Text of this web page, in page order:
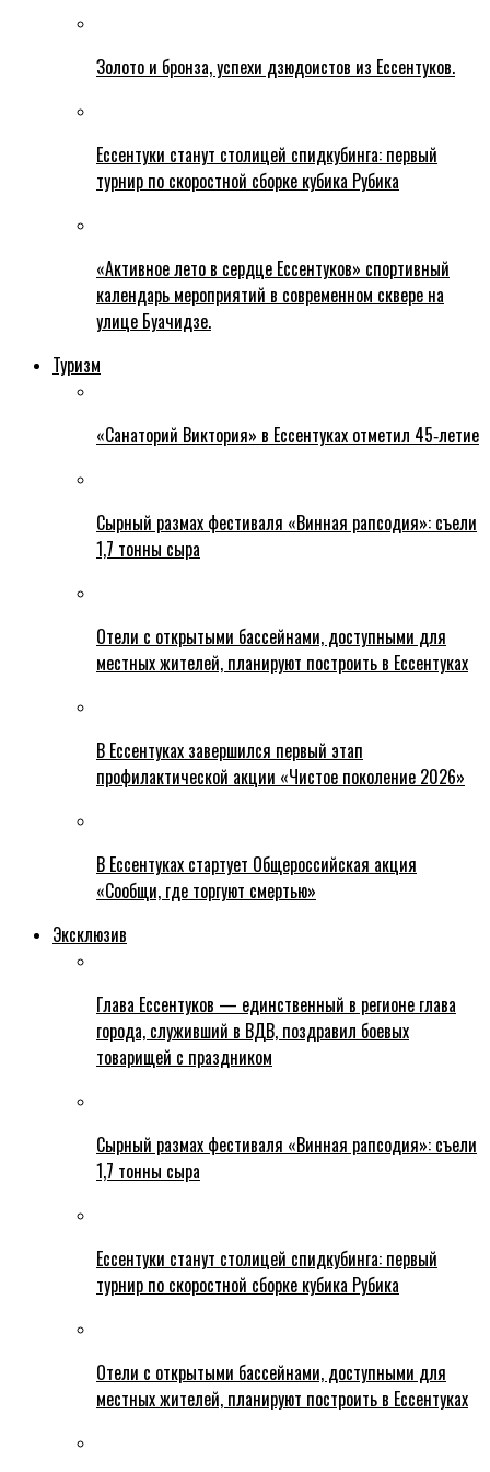
Золото и бронза, успехи дзюдоистов из Ессентуков.
Ессентуки станут столицей спидкубинга: первый
турнир по скоростной сборке кубика Рубика
«Активное лето в сердце Ессентуков» спортивный
календарь мероприятий в современном сквере на
улице Буачидзе.
Туризм
«Санаторий Виктория» в Ессентуках отметил 45‑летие
Сырный размах фестиваля «Винная рапсодия»: съели
1,7 тонны сыра
Отели с открытыми бассейнами, доступными для
местных жителей, планируют построить в Ессентуках
В Ессентуках завершился первый этап
профилактической акции «Чистое поколение 2026»
В Ессентуках стартует Общероссийская акция
«Сообщи, где торгуют смертью»
Эксклюзив
Глава Ессентуков — единственный в регионе глава
города, служивший в ВДВ, поздравил боевых
товарищей с праздником
Сырный размах фестиваля «Винная рапсодия»: съели
1,7 тонны сыра
Ессентуки станут столицей спидкубинга: первый
турнир по скоростной сборке кубика Рубика
Отели с открытыми бассейнами, доступными для
местных жителей, планируют построить в Ессентуках